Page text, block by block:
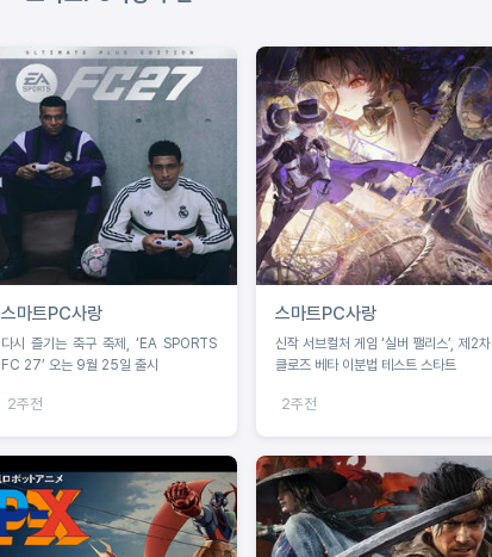
스마트PC사랑
다시 즐기는 축구 축제, ‘EA SPORTS
FC 27’ 오는 9월 25일 출시
2주전
스마트PC사랑
신작 서브컬처 게임 ‘실버 팰리스’, 제2차
클로즈 베타 이분법 테스트 스타트
2주전